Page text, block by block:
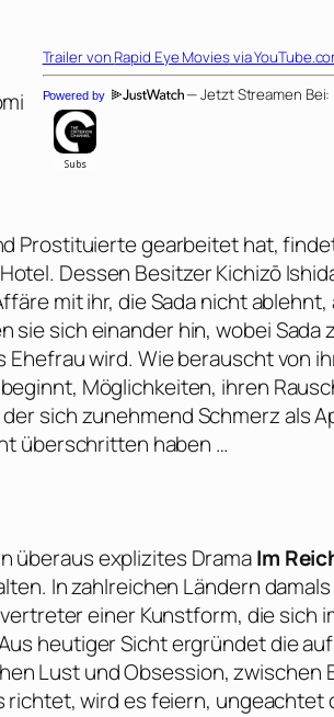
Trailer von Rapid Eye Moviesvia
Powered by — Jetzt Streamen Bei:
Prostituierte gearbeitet hat,
Dessen Besitzer Kichizō
mit ihr, die Sada nicht ablehnt,
sich einander hin, wobei Sada
wird. Wie berauscht von
Möglichkeiten, ihren
sich zunehmend Schmerz als
überschritten haben …
überaus explizites DramaIm
In zahlreichen Ländern
einer Kunstform, die sich
heutiger Sicht ergründet die
Lust und Obsession, zwischen
richtet, wird es feiern, ungeachtet